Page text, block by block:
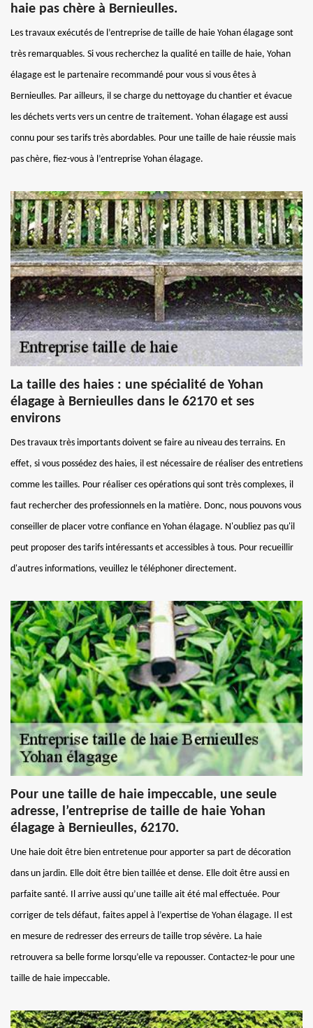
haie pas chère à Bernieulles.
Les travaux exécutés de l’entreprise de taille de haie Yohan élagage sont
très remarquables. Si vous recherchez la qualité en taille de haie, Yohan
élagage est le partenaire recommandé pour vous si vous êtes à
Bernieulles. Par ailleurs, il se charge du nettoyage du chantier et évacue
les déchets verts vers un centre de traitement. Yohan élagage est aussi
connu pour ses tarifs très abordables. Pour une taille de haie réussie mais
pas chère, fiez-vous à l’entreprise Yohan élagage.
La taille des haies : une spécialité de Yohan
élagage à Bernieulles dans le 62170 et ses
environs
Des travaux très importants doivent se faire au niveau des terrains. En
effet, si vous possédez des haies, il est nécessaire de réaliser des entretiens
comme les tailles. Pour réaliser ces opérations qui sont très complexes, il
faut rechercher des professionnels en la matière. Donc, nous pouvons vous
conseiller de placer votre confiance en Yohan élagage. N'oubliez pas qu'il
peut proposer des tarifs intéressants et accessibles à tous. Pour recueillir
d'autres informations, veuillez le téléphoner directement.
Pour une taille de haie impeccable, une seule
adresse, l’entreprise de taille de haie Yohan
élagage à Bernieulles, 62170.
Une haie doit être bien entretenue pour apporter sa part de décoration
dans un jardin. Elle doit être bien taillée et dense. Elle doit être aussi en
parfaite santé. Il arrive aussi qu’une taille ait été mal effectuée. Pour
corriger de tels défaut, faites appel à l’expertise de Yohan élagage. Il est
en mesure de redresser des erreurs de taille trop sévère. La haie
retrouvera sa belle forme lorsqu’elle va repousser. Contactez-le pour une
taille de haie impeccable.